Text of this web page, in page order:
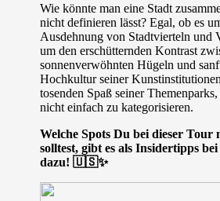
Wie könnte man eine Stadt
nicht definieren lässt? Egal, ob es
Ausdehnung von Stadtvierteln und
um den erschütternden Kontrast
sonnenverwöhnten Hügeln und
Hochkultur seiner
tosenden Spaß seiner
nicht einfach zu kategorisieren.
Welche Spots Du bei dieser Tour
solltest, gibt es als Insidertipps
dazu! 🇺🇸✨